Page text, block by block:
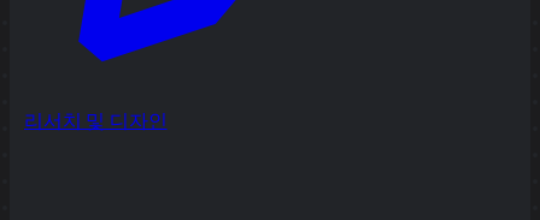
리서치 및 디자인